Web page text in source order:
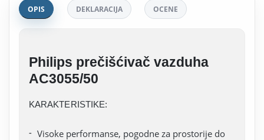
OPIS DEKLARACIJA OCENE
Philips prečišćivač vazduha
AC3055/50
KARAKTERISTIKE:
Visoke performanse, pogodne za prostorije do